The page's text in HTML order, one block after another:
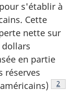
s'établir à
Cette
nette sur
en partie
réserves
2